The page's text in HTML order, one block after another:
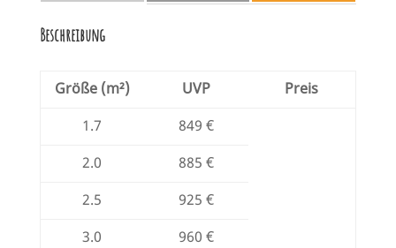
Beschreibung
Größe (m²) UVP
Preis
1.7
849 €
2.0
885 €
2.5
925 €
3.0
960 €